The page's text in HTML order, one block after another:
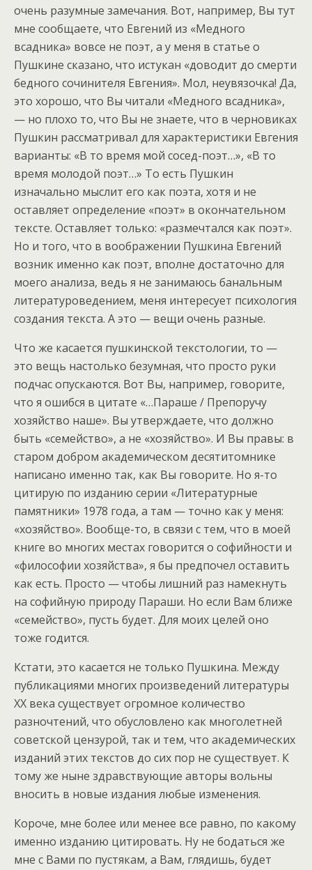
очень разумные замечания. Вот, например, Вы тут
мне сообщаете, что Евгений из «Медного
всадника» вовсе не поэт, а у меня в статье о
Пушкине сказано, что истукан «доводит до смерти
бедного сочинителя Евгения». Мол, неувязочка! Да,
это хорошо, что Вы читали «Медного всадника»,
— но плохо то, что Вы не знаете, что в черновиках
Пушкин рассматривал для характеристики Евгения
варианты: «В то время мой сосед-поэт…», «В то
время молодой поэт…» То есть Пушкин
изначально мыслит его как поэта, хотя и не
оставляет определение «поэт» в окончательном
тексте. Оставляет только: «размечтался как поэт».
Но и того, что в воображении Пушкина Евгений
возник именно как поэт, вполне достаточно для
моего анализа, ведь я не занимаюсь банальным
литературоведением, меня интересует психология
создания текста. А это — вещи очень разные.
Что же касается пушкинской текстологии, то —
это вещь настолько безумная, что просто руки
подчас опускаются. Вот Вы, например, говорите,
что я ошибся в цитате «…Параше / Препоручу
хозяйство наше». Вы утверждаете, что должно
быть «семейство», а не «хозяйство». И Вы правы: в
старом добром академическом десятитомнике
написано именно так, как Вы говорите. Но я-то
цитирую по изданию серии «Литературные
памятники» 1978 года, а там — точно как у меня:
«хозяйство». Вообще-то, в связи с тем, что в моей
книге во многих местах говорится о софийности и
«философии хозяйства», я бы предпочел оставить
как есть. Просто — чтобы лишний раз намекнуть
на софийную природу Параши. Но если Вам ближе
«семейство», пусть будет. Для моих целей оно
тоже годится.
Кстати, это касается не только Пушкина. Между
публикациями многих произведений литературы
XX века существует огромное количество
разночтений, что обусловлено как многолетней
советской цензурой, так и тем, что академических
изданий этих текстов до сих пор не существует. К
тому же ныне здравствующие авторы вольны
вносить в новые издания любые изменения.
Короче, мне более или менее все равно, по какому
именно изданию цитировать. Ну не бодаться же
мне с Вами по пустякам, а Вам, глядишь, будет